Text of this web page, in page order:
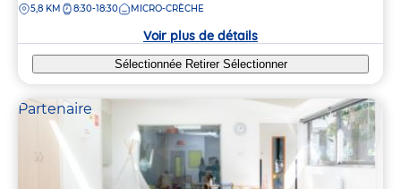
la
DISTANCE
5,8 KM 8:30-18:30 MICRO-CRÈCHE
Voir plus de détails
Sélectionnée Retirer Sélectionner
Partenaire